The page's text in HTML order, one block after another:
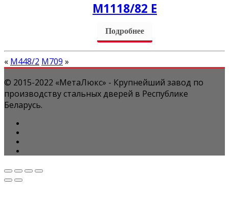
М1118/82 Е
Подробнее
« М448/2 М709 »
© 2015-2022 «МетаЛюкс» - Крупнейший завод по
производству стальных дверей в Республике
Беларусь.